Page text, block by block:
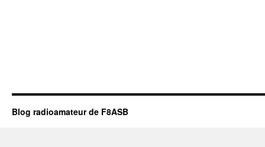
Blog radioamateur de F8ASB